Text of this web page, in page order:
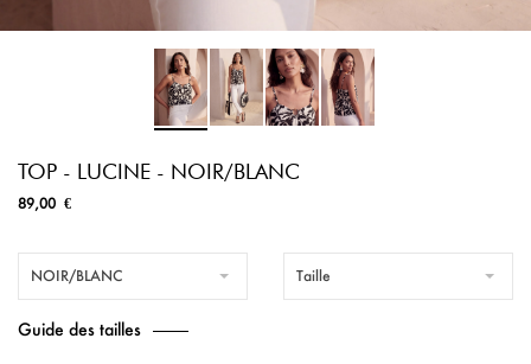
TOP - LUCINE - NOIR/BLANC
89,00 €
NOIR/BLANC Taille
Guide des tailles